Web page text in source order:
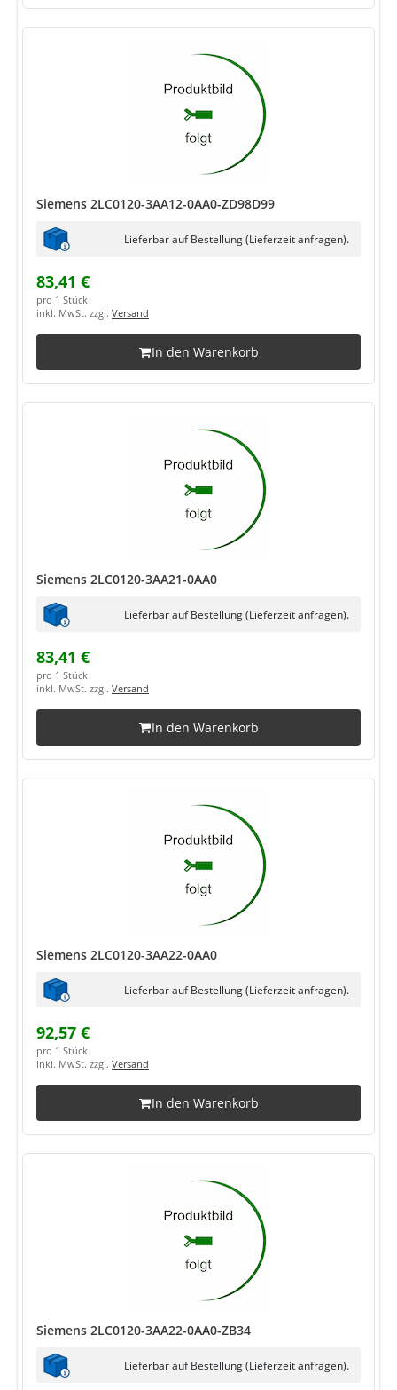
Siemens 2LC0120-3AA12-0AA0-ZD98D99
Lieferbar auf Bestellung (Lieferzeit anfragen).
83,41 €
pro 1 Stück
inkl. MwSt. zzgl. Versand
In den Warenkorb
Siemens 2LC0120-3AA21-0AA0
Lieferbar auf Bestellung (Lieferzeit anfragen).
83,41 €
pro 1 Stück
inkl. MwSt. zzgl. Versand
In den Warenkorb
Siemens 2LC0120-3AA22-0AA0
Lieferbar auf Bestellung (Lieferzeit anfragen).
92,57 €
pro 1 Stück
inkl. MwSt. zzgl. Versand
In den Warenkorb
Siemens 2LC0120-3AA22-0AA0-ZB34
Lieferbar auf Bestellung (Lieferzeit anfragen).